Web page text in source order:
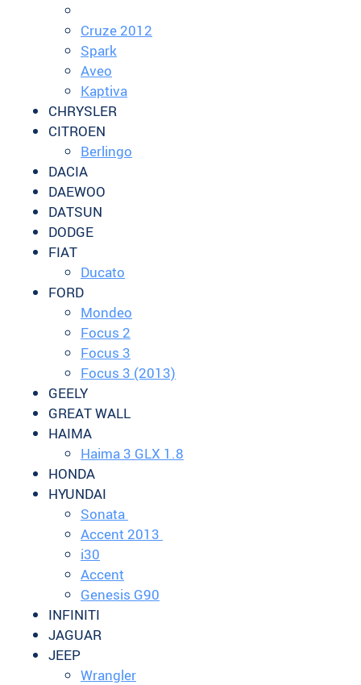
Cruze 2012
Spark
Aveo
Kaptiva
CHRYSLER
CITROEN
Berlingo
DACIA
DAEWOO
DATSUN
DODGE
FIAT
Ducato
FORD
Mondeo
Focus 2
Focus 3
Focus 3 (2013)
GEELY
GREAT WALL
HAIMA
Haima 3 GLX 1.8
HONDA
HYUNDAI
Sonata
Accent 2013
i30
Accent
Genesis G90
INFINITI
JAGUAR
JEEP
Wrangler